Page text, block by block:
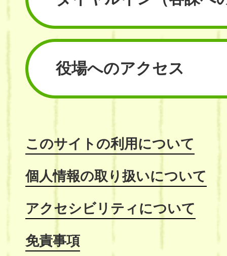
役場へのアクセス
このサイトの利用について
個人情報の取り扱いについて
アクセシビリティについて
免責事項